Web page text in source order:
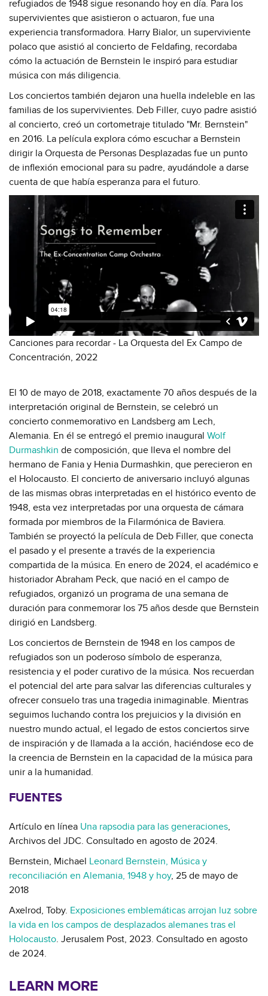
refugiados de 1948 sigue resonando hoy en día. Para los
supervivientes que asistieron o actuaron, fue una
experiencia transformadora. Harry Bialor, un superviviente
polaco que asistió al concierto de Feldafing, recordaba
cómo la actuación de Bernstein le inspiró para estudiar
música con más diligencia.
Los conciertos también dejaron una huella indeleble en las
familias de los supervivientes. Deb Filler, cuyo padre asistió
al concierto, creó un cortometraje titulado "Mr. Bernstein"
en 2016. La película explora cómo escuchar a Bernstein
dirigir la Orquesta de Personas Desplazadas fue un punto
de inflexión emocional para su padre, ayudándole a darse
cuenta de que había esperanza para el futuro.
Canciones para recordar - La Orquesta del Ex Campo de
Concentración, 2022
El 10 de mayo de 2018, exactamente 70 años después de la
interpretación original de Bernstein, se celebró un
concierto conmemorativo en Landsberg am Lech,
Alemania. En él se entregó el premio inaugural Wolf
Durmashkin de composición, que lleva el nombre del
hermano de Fania y Henia Durmashkin, que perecieron en
el Holocausto. El concierto de aniversario incluyó algunas
de las mismas obras interpretadas en el histórico evento de
1948, esta vez interpretadas por una orquesta de cámara
formada por miembros de la Filarmónica de Baviera.
También se proyectó la película de Deb Filler, que conecta
el pasado y el presente a través de la experiencia
compartida de la música. En enero de 2024, el académico e
historiador Abraham Peck, que nació en el campo de
refugiados, organizó un programa de una semana de
duración para conmemorar los 75 años desde que Bernstein
dirigió en Landsberg.
Los conciertos de Bernstein de 1948 en los campos de
refugiados son un poderoso símbolo de esperanza,
resistencia y el poder curativo de la música. Nos recuerdan
el potencial del arte para salvar las diferencias culturales y
ofrecer consuelo tras una tragedia inimaginable. Mientras
seguimos luchando contra los prejuicios y la división en
nuestro mundo actual, el legado de estos conciertos sirve
de inspiración y de llamada a la acción, haciéndose eco de
la creencia de Bernstein en la capacidad de la música para
unir a la humanidad.
FUENTES
Artículo en línea Una rapsodia para las generaciones,
Archivos del JDC. Consultado en agosto de 2024.
Bernstein, Michael Leonard Bernstein, Música y
reconciliación en Alemania, 1948 y hoy, 25 de mayo de
2018
Axelrod, Toby. Exposiciones emblemáticas arrojan luz sobre
la vida en los campos de desplazados alemanes tras el
Holocausto. Jerusalem Post, 2023. Consultado en agosto
de 2024.
LEARN MORE